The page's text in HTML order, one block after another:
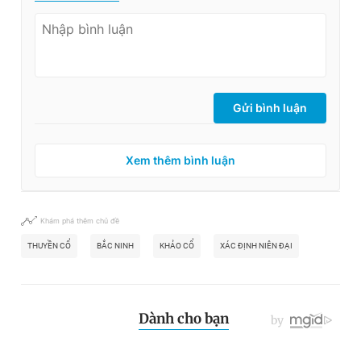
Gửi bình luận
Xem thêm bình luận
Khám phá thêm chủ đề
THUYỀN CỔ BẮC NINH KHẢO CỔ XÁC ĐỊNH NIÊN ĐẠI